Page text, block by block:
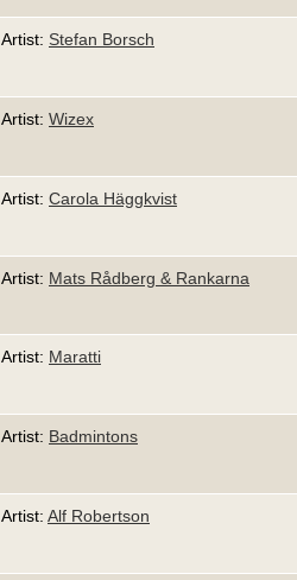
Artist: Stefan Borsch
Artist: Wizex
Artist: Carola Häggkvist
Artist: Mats Rådberg & Rankarna
Artist: Maratti
Artist: Badmintons
Artist: Alf Robertson